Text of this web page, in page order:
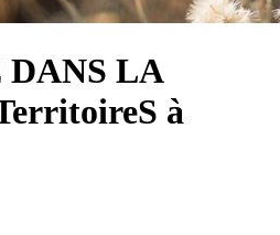
LA
à